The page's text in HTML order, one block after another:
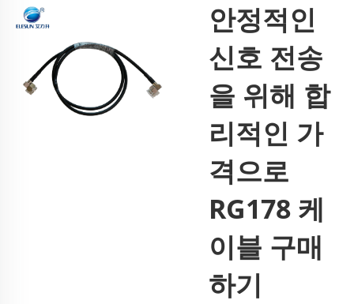
안정적인
신호 전송
을 위해 합
리적인 가
격으로
RG178 케
이블 구매
하기